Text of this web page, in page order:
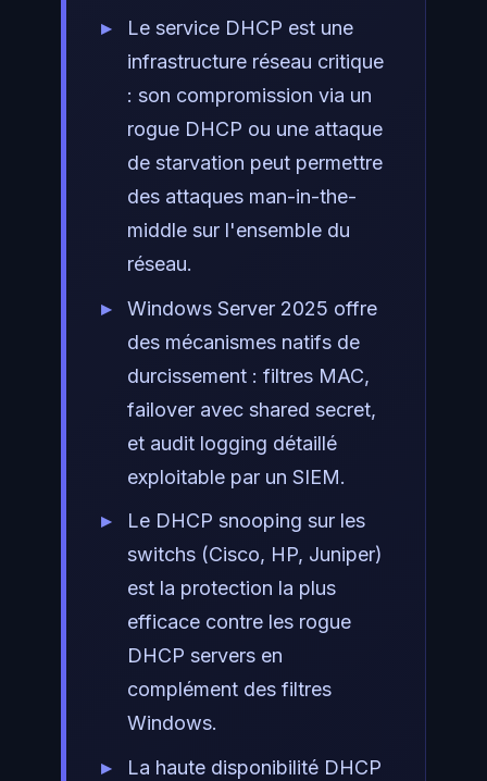
Le service DHCP est une
infrastructure réseau critique
: son compromission via un
rogue DHCP ou une attaque
de starvation peut permettre
des attaques man-in-the-
middle sur l'ensemble du
réseau.
Windows Server 2025 offre
des mécanismes natifs de
durcissement : filtres MAC,
failover avec shared secret,
et audit logging détaillé
exploitable par un SIEM.
Le DHCP snooping sur les
switchs (Cisco, HP, Juniper)
est la protection la plus
efficace contre les rogue
DHCP servers en
complément des filtres
Windows.
La haute disponibilité DHCP